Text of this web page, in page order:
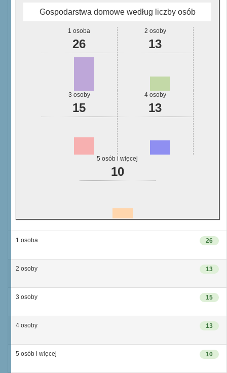
Gospodarstwa domowe według liczby osób
1 osoba
26
2 osoby
13
3 osoby
15
4 osoby
13
5 osób i więcej
10
26
1 osoba
13
2 osoby
15
3 osoby
13
4 osoby
10
5 osób i więcej